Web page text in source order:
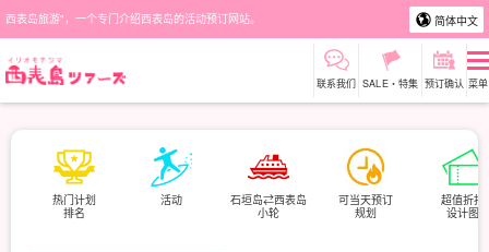
西表岛旅游"，一个专门介绍西表岛的活动预订网站。 简体中文
联系我们 SALE・特集 预订确认 菜单
热门计划
排名
活动
石垣岛⇄西表岛
小轮
可当天预订
规划
超值折扣
设计图